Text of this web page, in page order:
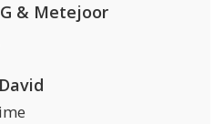
& Metejoor